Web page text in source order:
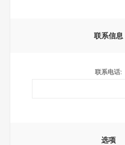
联系信息
联系电话:
选项